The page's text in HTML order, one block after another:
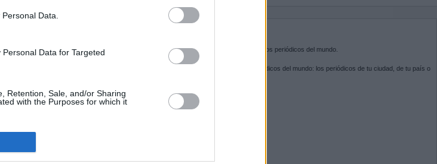
Data.
Data for Targeted
Retention, Sale, and/or Sharing
with the Purposes for which it
de la Comunidad de Madrid
con Italia tras calmar al resto de
Kiosko.netes la puerta de entrada a los periódicos del mundo.
Navega por las portadas de los periódicos del mundo: los periódicos de tu ciudad, de tu país o
SÍGUENOS